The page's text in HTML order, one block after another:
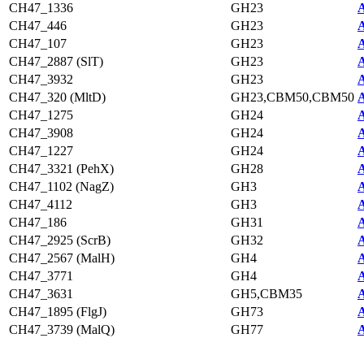
CH47_1336
GH23
CH47_446
GH23
CH47_107
GH23
CH47_2887 (SlT)
GH23
CH47_3932
GH23
CH47_320 (MltD)
GH23,CBM50,CBM50
CH47_1275
GH24
CH47_3908
GH24
CH47_1227
GH24
CH47_3321 (PehX)
GH28
CH47_1102 (NagZ)
GH3
CH47_4112
GH3
CH47_186
GH31
CH47_2925 (ScrB)
GH32
CH47_2567 (MalH)
GH4
CH47_3771
GH4
CH47_3631
GH5,CBM35
CH47_1895 (FlgJ)
GH73
CH47_3739 (MalQ)
GH77